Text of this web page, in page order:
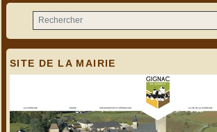
SITE DE LA MAIRIE